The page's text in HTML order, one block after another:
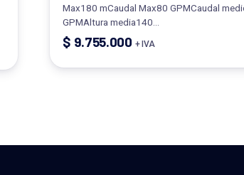
Max180 mCaudal Max80 GPMCaudal
GPMAltura media140…
$ 9.755.000 + IVA